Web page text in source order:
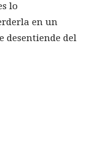
lo
en un
desentiende del